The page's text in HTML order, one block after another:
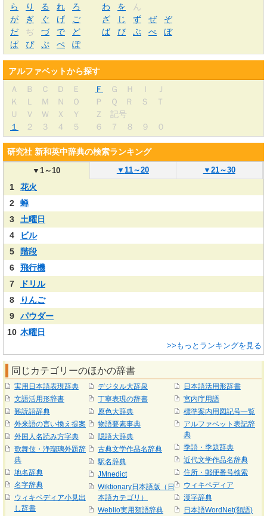
ら り る れ ろ わ を
ん
が
ぎ ぐ げ ご ざ じ ず ぜ
ぞ
だ
ぢ づ で ど ば び ぶ べ
ぼ
ぱ
ぴ ぷ ぺ ぽ
アルファベットから探す
Ａ
Ｂ Ｃ Ｄ Ｅ Ｆ Ｇ Ｈ Ｉ
Ｊ
Ｋ
Ｌ Ｍ Ｎ Ｏ Ｐ Ｑ Ｒ Ｓ
Ｔ
Ｕ
Ｖ Ｗ Ｘ Ｙ Ｚ
記号
１
２ ３ ４ ５ ６ ７ ８ ９ ０
研究社 新和英中辞典の検索ランキング
▼1～10 ▼ 11～20 ▼ 21～30
1
花火
2
蝉
3
土曜日
4
ビル
5
階段
6
飛行機
7
ドリル
8
りんご
9
パウダー
10 木曜日
>>もっとランキングを見る
同じカテゴリーのほかの辞書
実用日本語表現辞典
文語活用形辞書
難読語辞典
外来語の言い換え提案
外国人名読み方字典
歌舞伎・浄瑠璃外題辞
典
地名辞典
名字辞典
ウィキペディア小見出
し辞書
デジタル大辞泉
丁寧表現の辞書
原色大辞典
物語要素事典
隠語大辞典
古典文学作品名辞典
駅名辞典
JMnedict
Wiktionary日本語版（日
本語カテゴリ）
Weblio実用類語辞典
日本語活用形辞書
宮内庁用語
標準案内用図記号一覧
アルファベット表記辞
典
季語・季題辞典
近代文学作品名辞典
住所・郵便番号検索
ウィキペディア
漢字辞典
日本語WordNet(類語)